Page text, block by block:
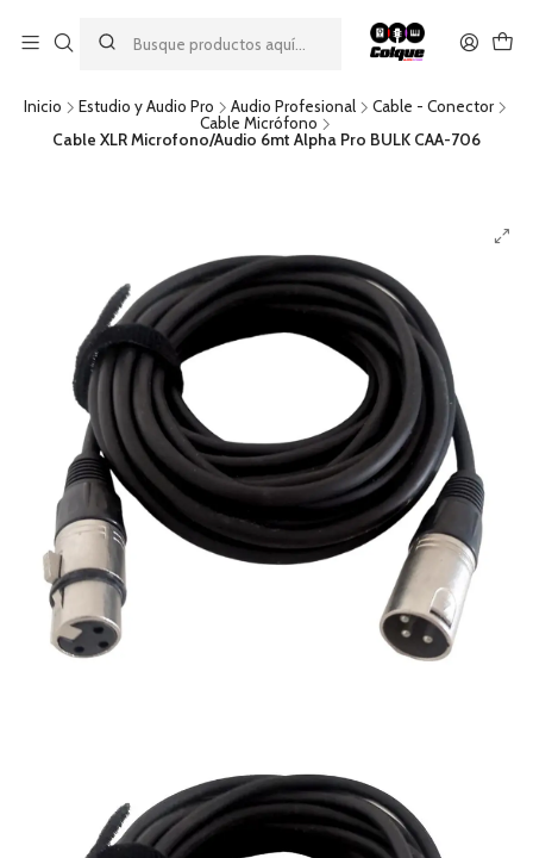
descuento por pago con transferencia bancaria
por una compra mínima de $49.990. Este descuento no es
acumulable a otras promociones ni aplicable a gastos de envío.
Inicio Estudio y Audio Pro Audio Profesional
Cable - Conector
Cable Micrófono
Cable XLR Microfono/Audio 6mt Alpha Pro BULK CAA-706